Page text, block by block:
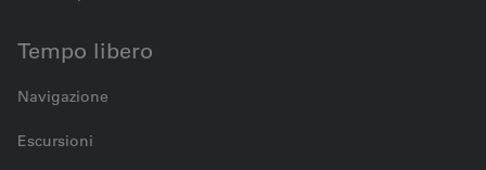
Tempo libero
Navigazione
Escursioni